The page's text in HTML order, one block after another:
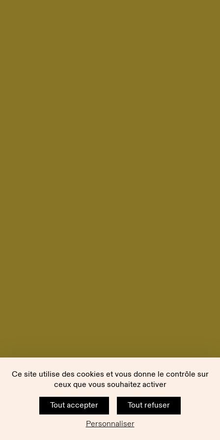
Ce site utilise des cookies et vous donne le contrôle sur
ceux que vous souhaitez activer
Tout accepter
Tout refuser
Personnaliser